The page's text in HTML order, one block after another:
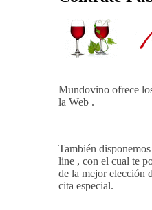
Mundovino ofrece
la Web .
También
line , con el cual te
de la mejor elección
cita especial.